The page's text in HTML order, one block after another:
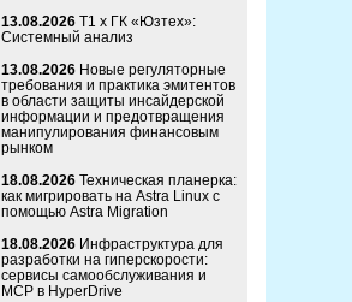
13.08.2026 Т1 x ГК «Юзтех»:
Системный анализ
13.08.2026 Новые регуляторные
требования и практика эмитентов
в области защиты инсайдерской
информации и предотвращения
манипулирования финансовым
рынком
18.08.2026 Техническая планерка:
как мигрировать на Astra Linux с
помощью Astra Migration
18.08.2026 Инфраструктура для
разработки на гиперскорости:
сервисы самообслуживания и
MCP в HyperDrive